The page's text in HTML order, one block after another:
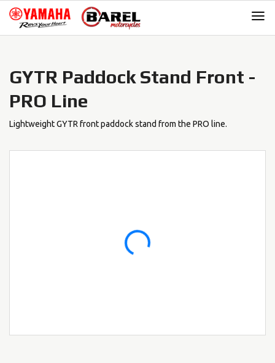
Skip
navigation
Skip
content
GYTR Paddock Stand Front -
PRO Line
Lightweight GYTR front paddock stand from the PRO line.